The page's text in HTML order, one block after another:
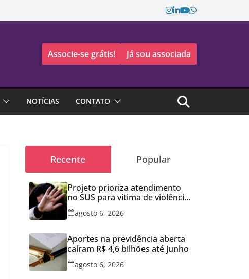
Associe-se grátis! Já sou associada
NOTÍCIAS CONTATO
Recente Popular
Projeto prioriza atendimento
no SUS para vítima de violência
doméstica
agosto 6, 2026
Aportes na previdência aberta
caíram R$ 4,6 bilhões até junho
agosto 6, 2026